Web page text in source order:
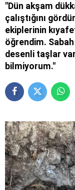
"Dün akşam
çalıştığını
ekiplerinin
öğrendim. Sabah
desenli taşlar
bilmiyorum."